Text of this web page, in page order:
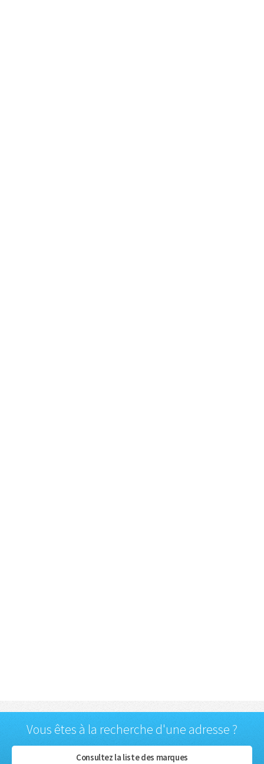
Vous êtes à la recherche d'une adresse ?
Consultez la liste des marques